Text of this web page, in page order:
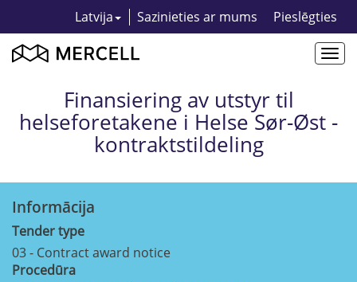
Latvija Sazinieties ar mums Pieslēgties
Finansiering av utstyr til
helseforetakene i Helse Sør-Øst -
kontraktstildeling
Informācija
Tender type
03 - Contract award notice
Procedūra